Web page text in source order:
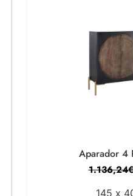
Aparador 4
1.136,24
145 x